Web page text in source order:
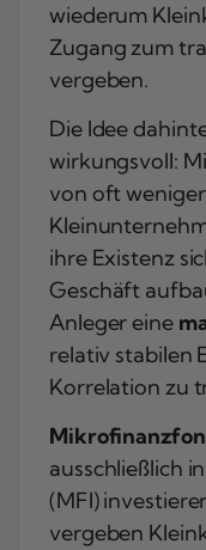
wiederum
Zugang zum
vergeben.
Die Idee
wirkungsvoll:
von oft
ihre Existenz
Geschäft
Anleger eine
relativ stabilen
Korrelation zu
ausschließlich
(MFI)
vergeben